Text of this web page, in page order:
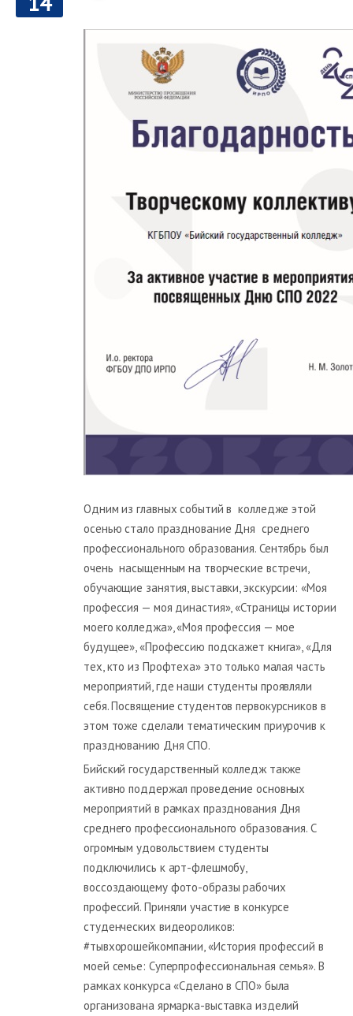
Одним из главных событий в колледже этой
осенью стало празднование Дня среднего
профессионального образования. Сентябрь был
очень насыщенным на творческие встречи,
обучающие занятия, выставки, экскурсии: «Моя
профессия — моя династия», «Страницы истории
моего колледжа», «Моя профессия — мое
будущее», «Профессию подскажет книга», «Для
тех, кто из Профтеха» это только малая часть
мероприятий, где наши студенты проявляли
себя. Посвящение студентов первокурсников в
этом тоже сделали тематическим приурочив к
празднованию Дня СПО.
Бийский государственный колледж также
активно поддержал проведение основных
мероприятий в рамках празднования Дня
среднего профессионального образования. С
огромным удовольствием студенты
подключились к арт-флешмобу,
воссоздающему фото-образы рабочих
профессий. Приняли участие в конкурсе
студенческих видеороликов:
#тывхорошейкомпании, «История профессий в
моей семье: Суперпрофессиональная семья». В
рамках конкурса «Сделано в СПО» была
организована ярмарка-выставка изделий